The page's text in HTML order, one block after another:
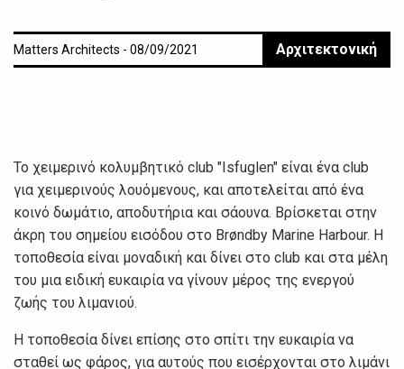
Matters Architects - 08/09/2021 Αρχιτεκτονική
Το χειμερινό κολυμβητικό club "Isfuglen" είναι ένα club
για χειμερινούς λουόμενους, και αποτελείται από ένα
κοινό δωμάτιο, αποδυτήρια και σάουνα. Βρίσκεται στην
άκρη του σημείου εισόδου στο Brøndby Marine Harbour. Η
τοποθεσία είναι μοναδική και δίνει στo club και στα μέλη
του μια ειδική ευκαιρία να γίνουν μέρος της ενεργού
ζωής του λιμανιού.
Η τοποθεσία δίνει επίσης στο σπίτι την ευκαιρία να
σταθεί ως φάρος, για αυτούς που εισέρχονται στο λιμάνι